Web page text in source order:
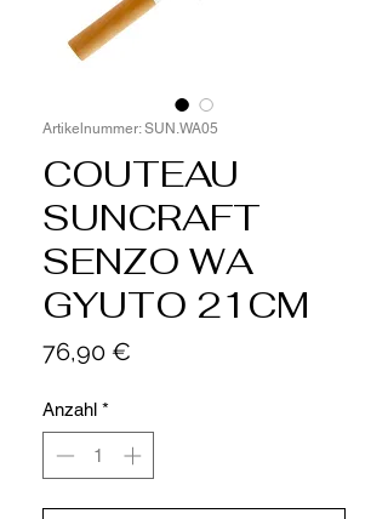
Artikelnummer: SUN.WA05
COUTEAU
SUNCRAFT
SENZO WA
GYUTO 21CM
76,90 €
Anzahl *